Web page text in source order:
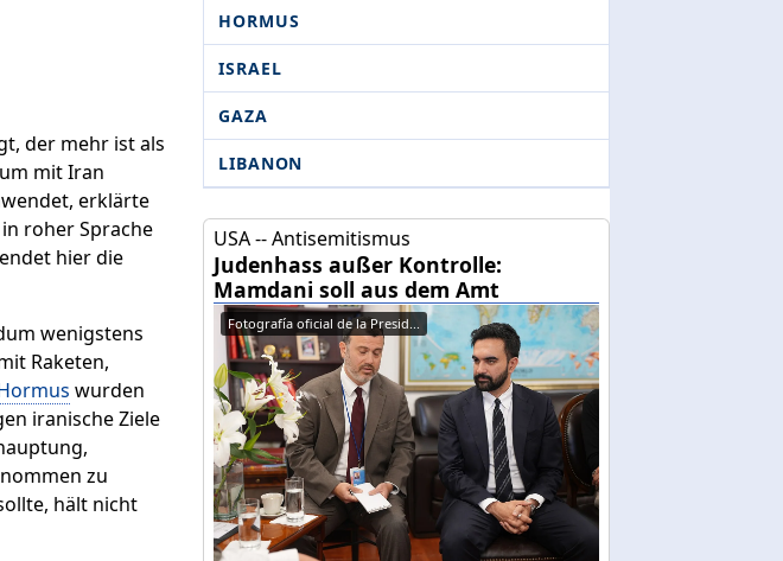
der mehr ist als
mit Iran
erklärte
roher Sprache
hier die
wenigstens
Raketen,
wurden
iranische Ziele
zu
hält nicht
HORMUS
ISRAEL
GAZA
LIBANON
USA -- Antisemitismus
Judenhass außer Kontrolle:
Mamdani soll aus dem Amt
Fotografía oficial de la Presid...